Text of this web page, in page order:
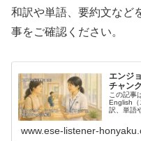
和訳や単語、要約文など
事をご確認ください。
エンジ
チャン
この記事
English（
訳、単語
会話を
記事を作
www.ese-listener-